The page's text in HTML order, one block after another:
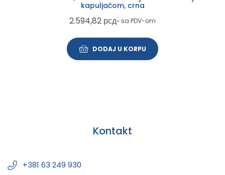
kapuljačom, crna
2.594,82 рсд~ sa PDV-om
DODAJ U KORPU
Kontakt
+381 63 249 930